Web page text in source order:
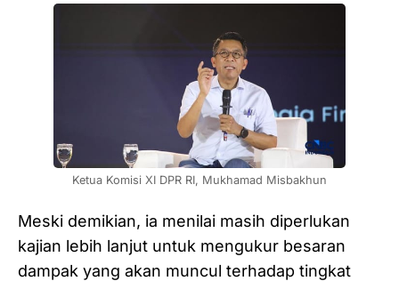
Ketua Komisi XI DPR RI, Mukhamad Misbakhun
Meski demikian, ia menilai masih diperlukan
kajian lebih lanjut untuk mengukur besaran
dampak yang akan muncul terhadap tingkat